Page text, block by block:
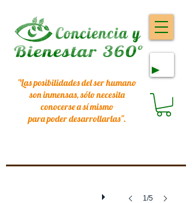
"Las posibilidades del ser humano
son inmensas, sólo necesita
conocerse a sí mismo
para poder desarrollarlas".
1/5